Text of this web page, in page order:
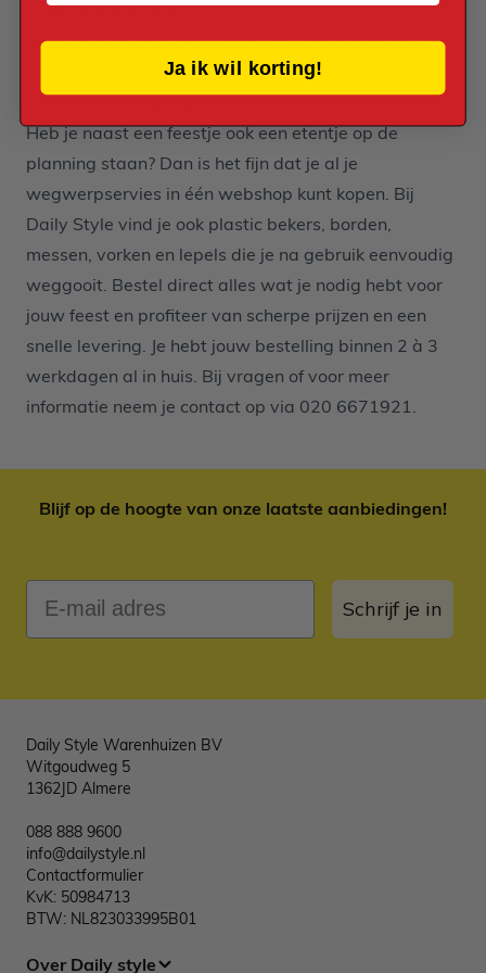
Flute champagneglazen
Vragen over onze producten? Bel ons direct: 020 667
19 21
Bestel champagneglazen en ander wegwerpservies
Heb je naast een feestje ookeen etentjeop de
planning staan? Dan is het fijn dat je al je
wegwerpservies in één webshop kunt kopen. Bij
Daily Style vind je ook plastic bekers, borden,
messen, vorken en lepels die je na gebruik eenvoudig
weggooit. Bestel direct alles wat je nodig hebt voor
jouw feest en profiteer van scherpe prijzen en een
snelle levering. Je hebt jouw bestelling binnen 2 à 3
werkdagen al in huis. Bij vragen of voor meer
informatie neem je contact op via 020 6671921.
Blijf op de hoogte van onze laatste aanbiedingen!
E-mail adres
Schrijf je in
Daily Style Warenhuizen BV
Witgoudweg 5
1362JD Almere
088 888 9600
info@dailystyle.nl
Contactformulier
KvK: 50984713
BTW: NL823033995B01
Over Daily style
Ja ik wil korting!